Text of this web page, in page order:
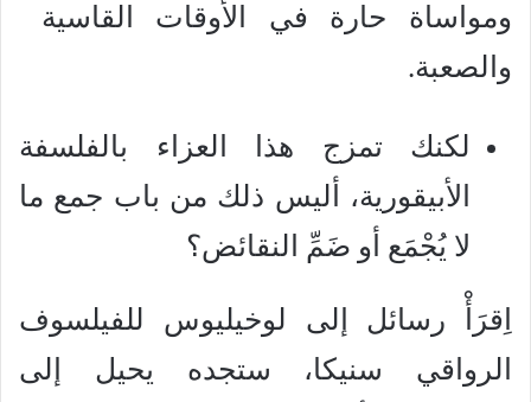
ومواساة حارة في الأوقات القاسية
والصعبة.
لكنك تمزج هذا العزاء بالفلسفة
الأبيقورية، أليس ذلك من باب جمع ما
لا يُجْمَع أو ضَمِّ النقائض؟
اِقرَأْ رسائل إلى لوخيليوس للفيلسوف
الرواقي سنيكا، ستجده يحيل إلى